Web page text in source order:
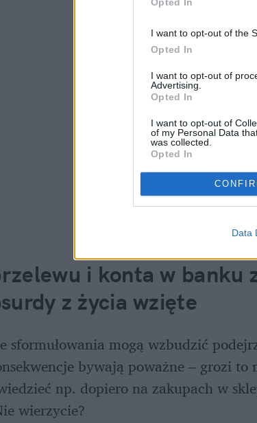
I want to opt-out of the
Opted In
I want to opt-out of
Advertising.
Opted In
I want to opt-out of
of my Personal Data
was collected.
Opted In
Data
i konta w banku
z życia wzięte
sformułowania mogą wzbudzić
bywają poważne – grozi
np. dopiero na zakupach w
wierzycie?